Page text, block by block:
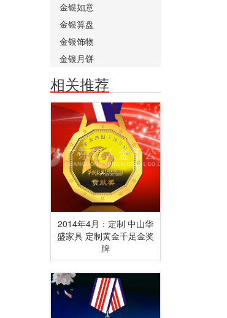
金银如意
金银算盘
金银饰物
金银月饼
相关推荐
2014年4月：定制 中山华
盛家具 定制黄金千足金奖
牌